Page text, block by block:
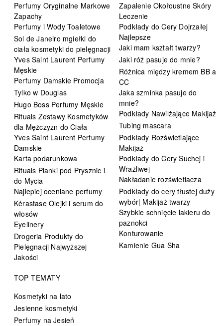
Perfumy Oryginalne Markowe
Zapachy
Perfumy i Wody Toaletowe
Sol de Janeiro mgiełki do
ciała kosmetyki do pielęgnacji
Yves Saint Laurent Perfumy
Męskie
Perfumy Damskie Promocja
Tylko w Douglas
Hugo Boss Perfumy Męskie
Rituals Zestawy Kosmetyków
dla Mężczyzn do Ciała
Yves Saint Laurent Perfumy
Damskie
Karta podarunkowa
Rituals Pianki pod Prysznic i
do Mycia
Najlepiej oceniane perfumy
Kérastase Olejki i serum do
włosów
Eyelinery
Drogeria Produkty do
Pielęgnacji Najwyższej
Jakości
Zapalenie Okołoustne Skóry
Leczenie
Podkłady do Cery Dojrzałej
Najlepsze
Jaki mam kształt twarzy?
Jaki róż pasuje do mnie?
Różnica między kremem BB a
CC
Jaka szminka pasuje do
mnie?
Podkłady Nawilżające Makijaż
Tubing mascara
Podkłady Rozświetlające
Makijaż
Podkłady do Cery Suchej i
Wrażliwej
Nakładanie rozświetlacza
Podkłady do cery tłustej duży
wybór| Makijaż twarzy
Szybkie schnięcie lakieru do
paznokci
Konturowanie
Kamienie Gua Sha
TOP TEMATY
Kosmetyki na lato
Jesienne kosmetyki
Perfumy na Jesień